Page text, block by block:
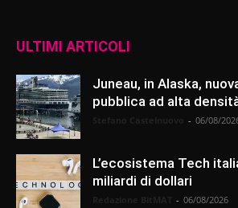
ULTIMI ARTICOLI
Juneau, in Alaska,
pubblica ad alta
- 06/08/
L’ecosistema Tech
miliardi di dollari
- 06/08/2026